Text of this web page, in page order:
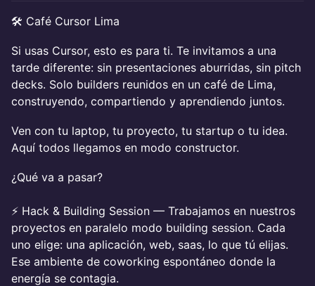
🛠️ Café Cursor Lima
Si usas Cursor, esto es para ti. Te invitamos a una
tarde diferente: sin presentaciones aburridas, sin pitch
decks. Solo builders reunidos en un café de Lima,
construyendo, compartiendo y aprendiendo juntos.
Ven con tu laptop, tu proyecto, tu startup o tu idea.
Aquí todos llegamos en modo constructor.
¿Qué va a pasar?
⚡ Hack & Building Session — Trabajamos en nuestros
proyectos en paralelo modo building session. Cada
uno elige: una aplicación, web, saas, lo que tú elijas.
Ese ambiente de coworking espontáneo donde la
energía se contagia.